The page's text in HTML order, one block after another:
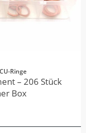
Ringe
– 206 Stück
Box